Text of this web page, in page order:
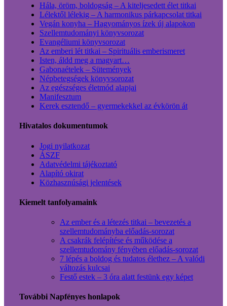
Hála, öröm, boldogság – A kiteljesedett élet titkai
Lélektől lélekig – A harmonikus párkapcsolat titkai
Vegán konyha – Hagyományos ízek új alapokon
Szellemtudományi könyvsorozat
Evangéliumi könyvsorozat
Az emberi lét titkai – Spirituális emberismeret
Isten, áldd meg a magyart…
Gabonaételek – Sütemények
Népbetegségek könyvsorozat
Az egészséges életmód alapjai
Manifesztum
Kerek esztendő – gyermekekkel az évkörön át
Hivatalos dokumentumok
Jogi nyilatkozat
ÁSZF
Adatvédelmi tájékoztató
Alapító okirat
Közhasznúsági jelentések
Kiemelt tanfolyamaink
Az ember és a létezés titkai – bevezetés a
szellemtudományba előadás-sorozat
A csakrák felépítése és működése a
szellemtudomány fényében előadás-sorozat
7 lépés a boldog és tudatos élethez – A valódi
változás kulcsai
Festő estek – 3 óra alatt festünk egy képet
További Napfényes honlapok